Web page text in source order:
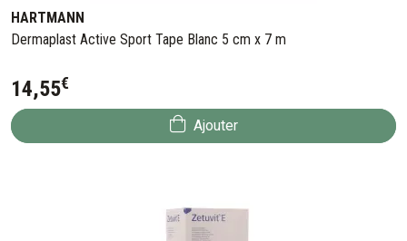
HARTMANN
Dermaplast Active Sport Tape Blanc 5 cm x 7 m
14,55€
Ajouter